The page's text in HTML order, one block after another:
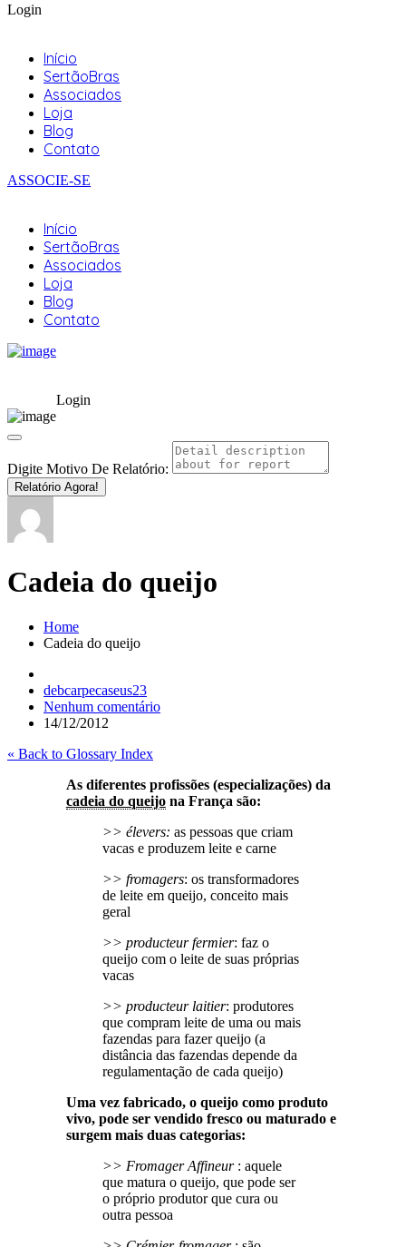
Login
Início
SertãoBras
Associados
Loja
Blog
Contato
ASSOCIE-SE
Início
SertãoBras
Associados
Loja
Blog
Contato
Login
Digite Motivo De Relatório:
Relatório Agora!
Cadeia do queijo
Home
Cadeia do queijo
debcarpecaseus23
Nenhum comentário
14/12/2012
« Back to Glossary Index
As diferentes profissões (especializações) da
cadeia do queijona França são:
>> élevers: as pessoas que criam
vacas e produzem leite e carne
>> fromagers: os transformadores
de leite em queijo, conceito mais
geral
>> producteur fermier: faz o
queijo com o leite de suas próprias
vacas
>> producteur laitier: produtores
que compram leite de uma ou mais
fazendas para fazer queijo (a
distância das fazendas depende da
regulamentação de cada queijo)
Uma vez fabricado, o queijo como produto
vivo, pode ser vendido fresco ou maturado e
surgem mais duas categorias:
>> Fromager Affineur : aquele
que matura o queijo, que pode ser
o próprio produtor que cura ou
outra pessoa